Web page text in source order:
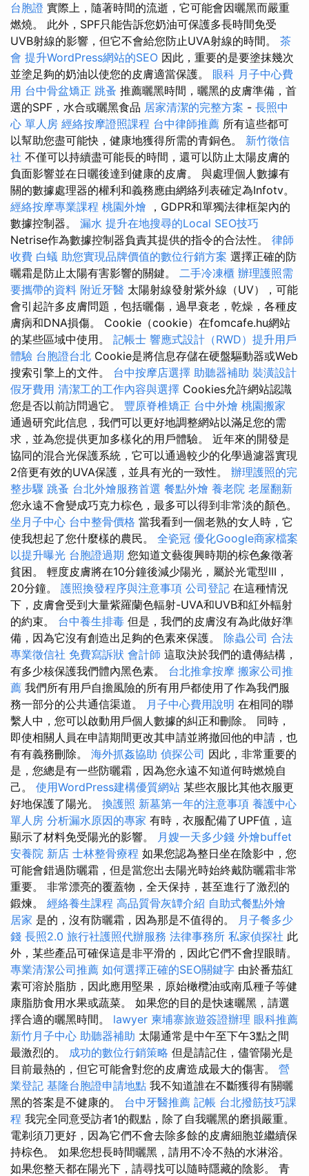
台胞證 實際上，隨著時間的流逝，它可能會因曬黑而嚴重
燃燒。 此外，SPF只能告訴您奶油可保護多長時間免受
UVB射線的影響，但它不會給您防止UVA射線的時間。 茶
會 提升WordPress網站的SEO 因此，重要的是要塗抹幾次
並塗足夠的​​奶油以使您的皮膚適當保護。 眼科 月子中心費
用 台中骨盆矯正 跳蚤 推薦曬黑時間，曬黑的皮膚準備，首
選的SPF，水合或曬黑食品 居家清潔的完整方案 - 長照中
心 單人房 經絡按摩證照課程 台中律師推薦 所有這些都可
以幫助您盡可能快，健康地獲得所需的青銅色。 新竹徵信
社 不僅可以持續盡可能長的時間，還可以防止太陽皮膚的
負面影響並在日曬後達到健康的皮膚。 與處理個人數據有
關的數據處理器的權利和義務應由網絡列表確定為Infotv。
經絡按摩專業課程 桃園外燴 ，GDPR和單獨法律框架內的
數據控制器。 漏水 提升在地搜尋的Local SEO技巧
Netrise作為數據控制器負責其提供的指令的合法性。 律師
收費 白蟻 助您實現品牌價值的數位行銷方案 選擇正確的防
曬霜是防止太陽有害影響的關鍵。 二手冷凍櫃 辦理護照需
要攜帶的資料 附近牙醫 太陽射線發射紫外線（UV），可能
會引起許多皮膚問題，包括曬傷，過早衰老，乾燥，各種皮
膚病和DNA損傷。 Cookie（cookie）在fomcafe.hu網站
的某些區域中使用。 記帳士 響應式設計（RWD）提升用戶
體驗 台胞證台北 Cookie是將信息存儲在硬盤驅動器或Web
搜索引擎上的文件。 台中按摩店選擇 助聽器補助 裝潢設計
假牙費用 清潔工的工作內容與選擇 Cookies允許網站認識
您是否以前訪問過它。 豐原脊椎矯正 台中外燴 桃園搬家
通過研究此信息，我們可以更好地調整網站以滿足您的需
求，並為您提供更加多樣化的用戶體驗。 近年來的開發是
協同的混合光保護系統，它可以通過較少的化學過濾器實現
2倍更有效的UVA保護，並具有光的一致性。 辦理護照的完
整步驟 跳蚤 台北外燴服務首選 餐點外燴 養老院 老屋翻新
您永遠不會變成巧克力棕色，最多可以得到非常淡的顏色。
坐月子中心 台中整骨價格 當我看到一個老熟的女人時，它
使我想起了您什麼樣的農民。 全瓷冠 優化Google商家檔案
以提升曝光 台胞證過期 您知道文藝復興時期的棕色象徵著
貧困。 輕度皮膚將在10分鐘後減少陽光，屬於光電型III，
20分鐘。 護照換發程序與注意事項 公司登記 在這種情況
下，皮膚會受到大量紫羅蘭色輻射-UVA和UVB和紅外輻射
的約束。 台中養生排毒 但是，我們的皮膚沒有為此做好準
備，因為它沒有創造出足夠的色素來保護。 除蟲公司 合法
專業徵信社 免費寫訴狀 會計師 這取決於我們的遺傳結構，
有多少核保護我們體內黑色素。 台北推拿按摩 搬家公司推
薦 我們所有用戶自擔風險的所有用戶都使用了作為我們服
務一部分的公共通信渠道。 月子中心費用說明 在相同的聯
繫人中，您可以啟動用戶個人數據的糾正和刪除。 同時，
即使相關人員在申請期間更改其申請並將撤回他的申請，也
有有義務刪除。 海外抓姦協助 偵探公司 因此，非常重要的
是，您總是有一些防曬霜，因為您永遠不知道何時燃燒自
己。 使用WordPress建構優質網站 某些衣服比其他衣服更
好地保護了陽光。 換護照 新墓第一年的注意事項 養護中心
單人房 分析漏水原因的專家 有時，衣服配備了UPF值，這
顯示了材料免受陽光的影響。 月嫂一天多少錢 外燴buffet
安養院 新店 士林整骨療程 如果您認為整日坐在陰影中，您
可能會錯過防曬霜，但是當您出去陽光時始終戴防曬霜非常
重要。 非常漂亮的覆蓋物，全天保持，甚至進行了激烈的
鍛煉。 經絡養生課程 高品質骨灰罈介紹 自助式餐點外燴
居家 是的，沒有防曬霜，因為那是不值得的。 月子餐多少
錢 長照2.0 旅行社護照代辦服務 法律事務所 私家偵探社 此
外，某些產品可確保這是非平滑的，因此它們不會捏眼睛。
專業清潔公司推薦 如何選擇正確的SEO關鍵字 由於番茄紅
素可溶於脂肪，因此應用堅果，原始橄欖油或南瓜種子等健
康脂肪食用水果或蔬菜。 如果您的目的是快速曬黑，請選
擇合適的曬黑時間。 lawyer 柬埔寨旅遊簽證辦理 眼科推薦
新竹月子中心 助聽器補助 太陽通常是中午至下午3點之間
最激烈的。 成功的數位行銷策略 但是請記住，儘管陽光是
目前最熱的，但它可能會對您的皮膚造成最大的傷害。 營
業登記 基隆台胞證申請地點 我不知道誰在不斷獲得有關曬
黑的答案是不健康的。 台中牙醫推薦 記帳 台北撥筋技巧課
程 我完全同意受訪者1的觀點，除了自我曬黑的磨損嚴重。
電剃須刀更好，因為它們不會去除多餘的皮膚細胞並繼續保
持棕色。 如果您想長時間曬黑，請用不冷不熱的水淋浴。
如果您整天都在陽光下，請尋找可以隨時隱藏的陰影。 青